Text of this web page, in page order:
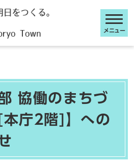
メニュー
協働のまちづ
本庁2階]】への